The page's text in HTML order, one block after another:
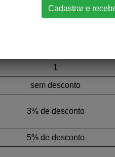
renovação dos espaços,
1
sem desconto
3% de desconto
5% de desconto